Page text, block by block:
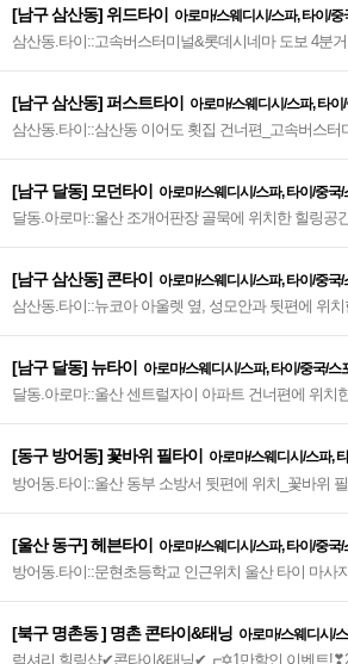
[남구 삼산동] 위드타이 아로마/스웨디시/스파, 타이/중
삼산동.타이::고속버스터미널&롯데시네마 도보 4분
[남구 삼산동] 퍼스트타이
아로마/스웨디시/스파, 타이
삼산동.타이::삼산동 이어도 횟집 건너편_고속버스
[남구 달동] 모던타이
아로마/스웨디시/스파, 타이/중국/
달동.아로마::울산 조개어판장 골묵에 위치한 힐링공
[남구 삼산동] 콘타이
아로마/스웨디시/스파, 타이/중국/
삼산동.타이::뉴코아 아울렛 옆, 성모안과 뒷편에 위
[남구 달동] 뉴타이
아로마/스웨디시/스파, 타이/중국/스
달동.아로마::울산 센트럴자이 아파트 건너편에 위치
[동구 방어동] 꽃바위 필타이
아로마/스웨디시/스파,
방어동.타이::울산 동부 소방서 뒷편에 위치_꽃바위
[울산 동구] 헤븐타이
아로마/스웨디시/스파, 타이/중국/
방어동.타이::문현초등학교 인근위치 울산 타이 마사
[북구 명촌동 ] 명촌 콘타이&태닝 아로마/스웨디시/
럭셔리 힐링샵✔콘타이&태닝✔┏✡1만할인 이벤트